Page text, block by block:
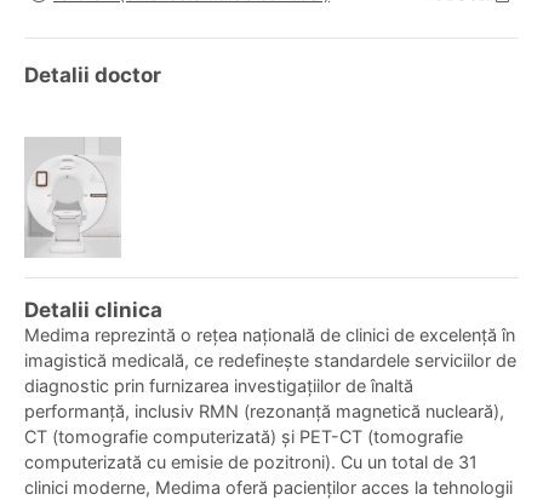
Detalii doctor
Detalii clinica
Medima reprezintă o rețea națională de clinici de excelență în
imagistică medicală, ce redefinește standardele serviciilor de
diagnostic prin furnizarea investigațiilor de înaltă
performanță, inclusiv RMN (rezonanță magnetică nucleară),
CT (tomografie computerizată) și PET-CT (tomografie
computerizată cu emisie de pozitroni). Cu un total de 31
clinici moderne, Medima oferă pacienților acces la tehnologii